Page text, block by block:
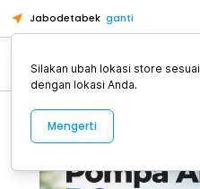
Jabodetabek ganti
Alat Kopi
Silakan ubah lokasi store sesuai
dengan lokasi Anda.
Mengerti